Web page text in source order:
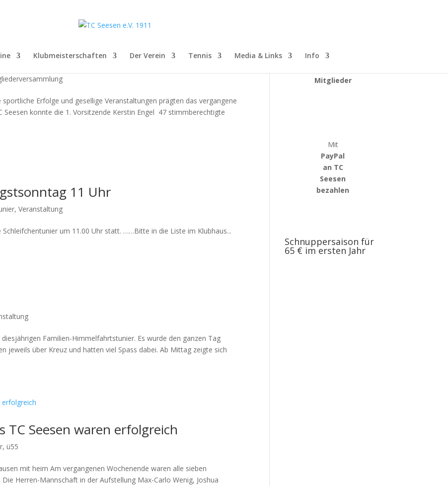
Klubmeisterschaften Der Verein Tennis Media & Links Info
2017
Erfolge und gesellige Veranstaltungen prägten das vergangene
Seesen konnte die 1. Vorsitzende Kerstin Engel 47 stimmberechtigte
11 Uhr
,Veranstaltung
um 11.00 Uhr statt. ……Bitte in die Liste im Klubhaus...
Familien-Himmelfahrtstunier. Es wurde den ganzen Tag
jeweils über Kreuz und hatten viel Spass dabei. Ab Mittag zeigte sich
TC Seesen waren erfolgreich
,ü55
mit heim Am vergangenen Wochenende waren alle sieben
Herren-Mannschaft in der Aufstellung Max-Carlo Wenig, Joshua
Gruppe
Mitglieder
Mit
PayPal
an TC
Seesen
bezahlen
Schnuppersaison für
65 € im ersten Jahr